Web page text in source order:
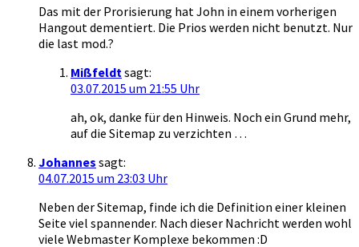
Das mit der Prorisierung hat John in einem vorherigen
Hangout dementiert. Die Prios werden nicht benutzt. Nur
die last mod.?
Mißfeldtsagt:
03.07.2015 um 21:55 Uhr
ah, ok, danke für den Hinweis. Noch ein Grund mehr,
auf die Sitemap zu verzichten …
Johannes sagt:
04.07.2015 um 23:03 Uhr
Neben der Sitemap, finde ich die Definition einer kleinen
Seite viel spannender. Nach dieser Nachricht werden wohl
viele Webmaster Komplexe bekommen :D